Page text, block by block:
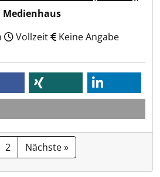
Medienhaus
Vollzeit Keine Angabe
2 Nächste »